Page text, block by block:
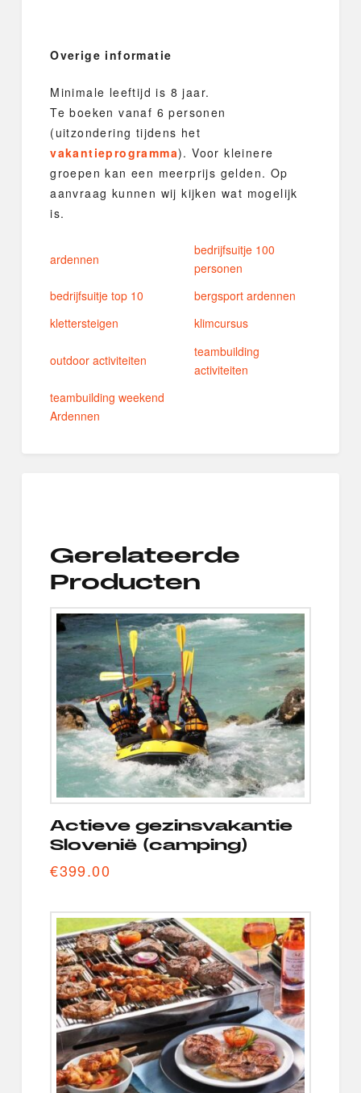
Overige informatie
Minimale leeftijd is 8 jaar.
Te boeken vanaf 6 personen
(uitzondering tijdens het
vakantieprogramma). Voor kleinere
groepen kan een meerprijs gelden. Op
aanvraag kunnen wij kijken wat mogelijk
is.
ardennen
bedrijfsuitje 100
personen
bedrijfsuitje top 10
bergsport ardennen
klettersteigen
klimcursus
outdoor activiteiten
teambuilding
activiteiten
teambuilding weekend
Ardennen
Gerelateerde
Producten
Actieve gezinsvakantie
Slovenië (camping)
€399.00